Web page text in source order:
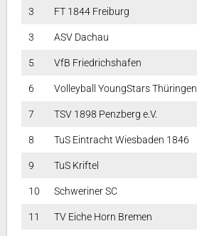
3 FT 1844 Freiburg
3 ASV Dachau
5 VfB Friedrichshafen
6 Volleyball YoungStars Thüringen
7 TSV 1898 Penzberg e.V.
8 TuS Eintracht Wiesbaden 1846
9 TuS Kriftel
10 Schweriner SC
11 TV Eiche Horn Bremen